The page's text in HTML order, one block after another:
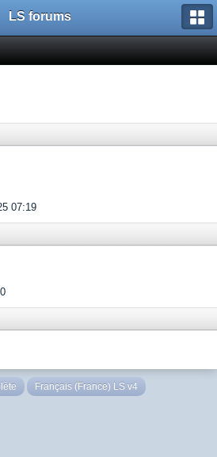
LS forums
07:19
Français (France) LS v4